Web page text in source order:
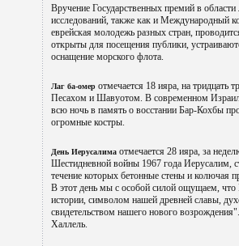
Вручение Государственных премий в
исследований, также как и Международный
еврейская молодежь разных стран,
открыты для посещения публики,
оснащение морского флота.
Лаг ба-омер отмечается 18 ияра, на тридцать
Песахом и Шавуотом. В современном
всю ночь в память о восстании Бар-Кохбы
огромные костры.
День Иерусалима отмечается 28 ияра, за
Шестидневной войны 1967 года Иерусалим,
течение которых бетонные стены и колючая
В этот день мы с особой силой ощущаем, что
истории, символом нашей древней славы,
свидетельством нашего нового
Халлель.